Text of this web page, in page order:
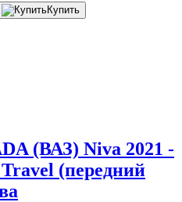
Купить
(ВАЗ) Niva 2021 -
(передний